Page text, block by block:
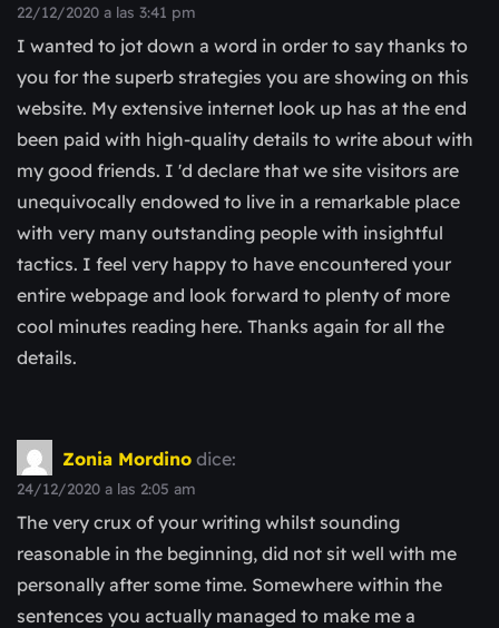
22/12/2020 a las 3:41 pm
I wanted to jot down a word in order to say thanks to
you for the superb strategies you are showing on this
website. My extensive internet look up has at the end
been paid with high-quality details to write about with
my good friends. I 'd declare that we site visitors are
unequivocally endowed to live in a remarkable place
with very many outstanding people with insightful
tactics. I feel very happy to have encountered your
entire webpage and look forward to plenty of more
cool minutes reading here. Thanks again for all the
details.
Zonia Mordino dice:
24/12/2020 a las 2:05 am
The very crux of your writing whilst sounding
reasonable in the beginning, did not sit well with me
personally after some time. Somewhere within the
sentences you actually managed to make me a